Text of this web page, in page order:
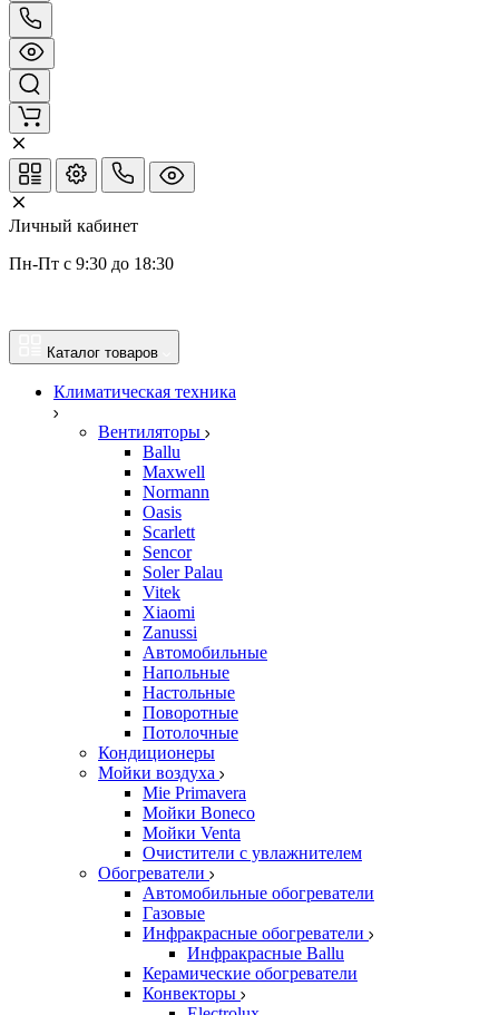
Личный кабинет
Пн-Пт с 9:30 до 18:30
Каталог товаров
Климатическая техника
Вентиляторы
Ballu
Maxwell
Normann
Oasis
Scarlett
Sencor
Soler Palau
Vitek
Xiaomi
Zanussi
Автомобильные
Напольные
Настольные
Поворотные
Потолочные
Кондиционеры
Мойки воздуха
Mie Primavera
Мойки Boneco
Мойки Venta
Очистители с увлажнителем
Обогреватели
Автомобильные обогреватели
Газовые
Инфракрасные обогреватели
Инфракрасные Ballu
Керамические обогреватели
Конвекторы